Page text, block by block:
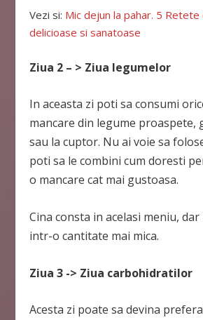
Vezi si: Mic dejun la pahar. 5
delicioase si sanatoase
Ziua 2 – > Ziua legumelor
In aceasta zi poti sa consumi
mancare din legume proaspete,
sau la cuptor. Nu ai voie sa
poti sa le combini cum doresti
o mancare cat mai gustoasa.
Cina consta in acelasi meniu,
intr-o cantitate mai mica.
Ziua 3 -> Ziua carbohidratilor
Acesta zi poate sa devina